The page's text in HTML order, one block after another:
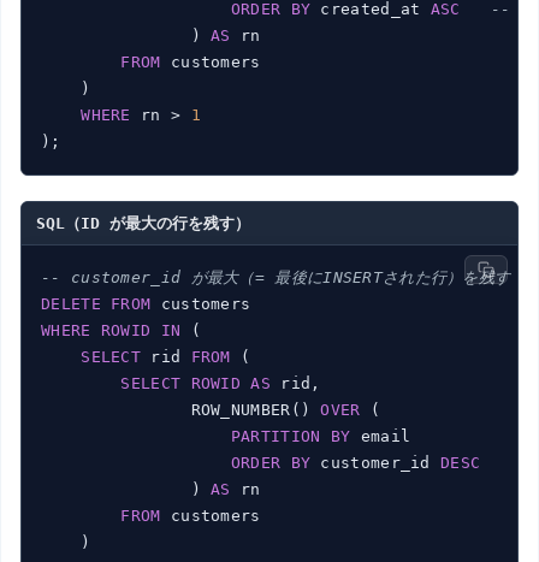
ORDER
BY created_at ASC
-- 最
               )
AS
rn
FROM customers
    )
WHERE
rn > 1
SQL（ID が最大の行を残す）
-- customer_id が最大（= 最後にINSERTされた行）を残す
DELETE
FROM
WHERE
ROWID IN (
SELECT rid FROM (
SELECT
ROWID AS rid,
               ROW_NUMBER()
OVER
(
PARTITION
BY email
ORDER
BY customer_id DESC
               )
AS
rn
FROM customers
    )